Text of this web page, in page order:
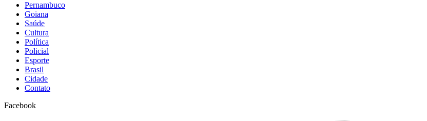
Pernambuco
Goiana
Saúde
Cultura
Política
Policial
Esporte
Brasil
Cidade
Contato
Facebook